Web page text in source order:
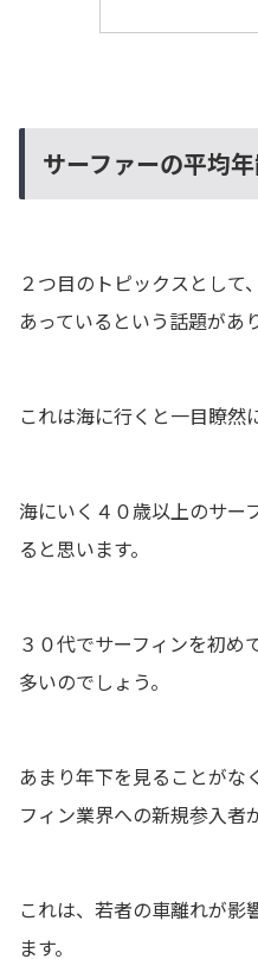
サーファーの平均
２つ目のトピックスとして
あっているという話題があ
これは海に行くと一目瞭然
海にいく４０歳以上のサー
ると思います。
３０代でサーフィンを初め
多いのでしょう。
あまり年下を見ることがな
フィン業界への新規参入者
これは、若者の車離れが影
ます。